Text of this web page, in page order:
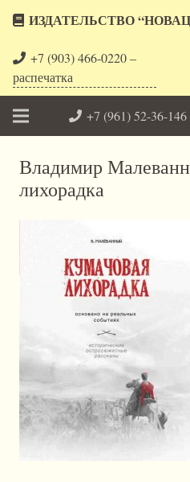
ИЗДАТЕЛЬСТВО
+7 (903) 466-0220 –
распечатка
+7 (961) 52-36-
Владимир
лихорадка